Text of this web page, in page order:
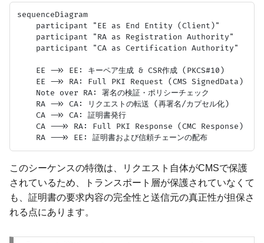
sequenceDiagram
    participant "EE as End Entity (Client)"
    participant "RA as Registration Authority"
    participant "CA as Certification Authority"
    EE ->> EE: キーペア生成 & CSR作成 (PKCS#10)
    EE ->> RA: Full PKI Request (CMS SignedData)
    Note over RA: 署名の検証・ポリシーチェック
    RA ->> CA: リクエストの転送 (再署名/カプセル化)
    CA ->> CA: 証明書発行
    CA -->> RA: Full PKI Response (CMC Response)
このシーケンスの特徴は、リクエスト自体がCMSで保護
されているため、トランスポート層が保護されていなくて
も、証明書の要求内容の完全性と送信元の真正性が担保さ
れる点にあります。